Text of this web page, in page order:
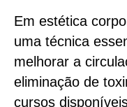
Em estética
uma técnica
melhorar a
eliminação de
cursos